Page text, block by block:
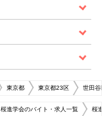
東京都 東京都23区 世田谷
桜進学会のバイト・求人一覧 桜